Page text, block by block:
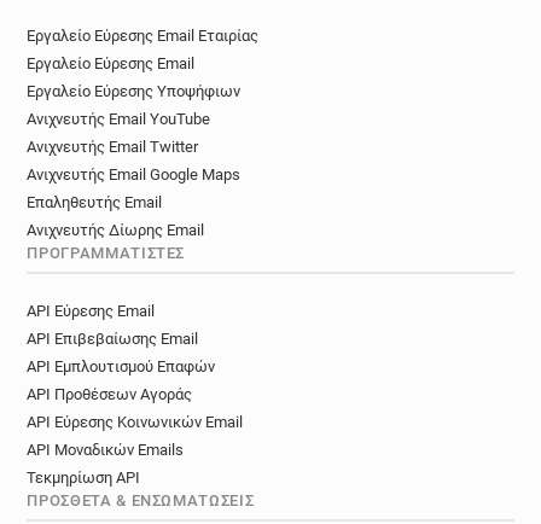
Εργαλείο Εύρεσης Email Εταιρίας
Εργαλείο Εύρεσης Email
Εργαλείο Εύρεσης Υποψήφιων
Ανιχνευτής Email YouTube
Ανιχνευτής Email Twitter
Ανιχνευτής Email Google Maps
Επαληθευτής Email
Ανιχνευτής Δίωρης Email
ΠΡΟΓΡΑΜΜΑΤΙΣΤΈΣ
API Εύρεσης Email
API Επιβεβαίωσης Email
API Εμπλουτισμού Επαφών
API Προθέσεων Αγοράς
API Εύρεσης Κοινωνικών Email
API Μοναδικών Emails
Τεκμηρίωση API
ΠΡΌΣΘΕΤΑ & ΕΝΣΩΜΑΤΏΣΕΙΣ